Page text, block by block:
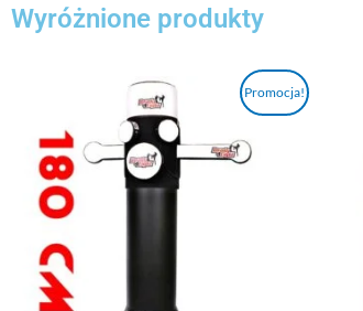
Wyróżnione produkty
Promocja!
Pierwotna
cena
wynosiła:
2037,00 zł.
Aktualna
cena
wynosi:
1937,00 zł.